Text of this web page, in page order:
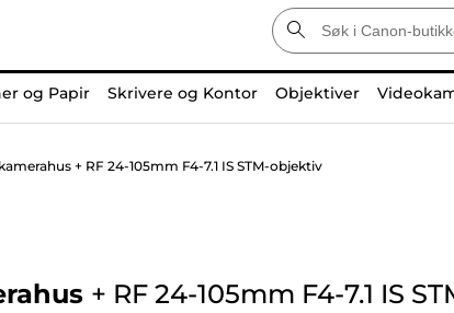
og Papir Skrivere og Kontor Objektiver
+ RF 24-105mm F4-7.1 IS STM-objektiv
+ RF 24-105mm F4-7.1 IS